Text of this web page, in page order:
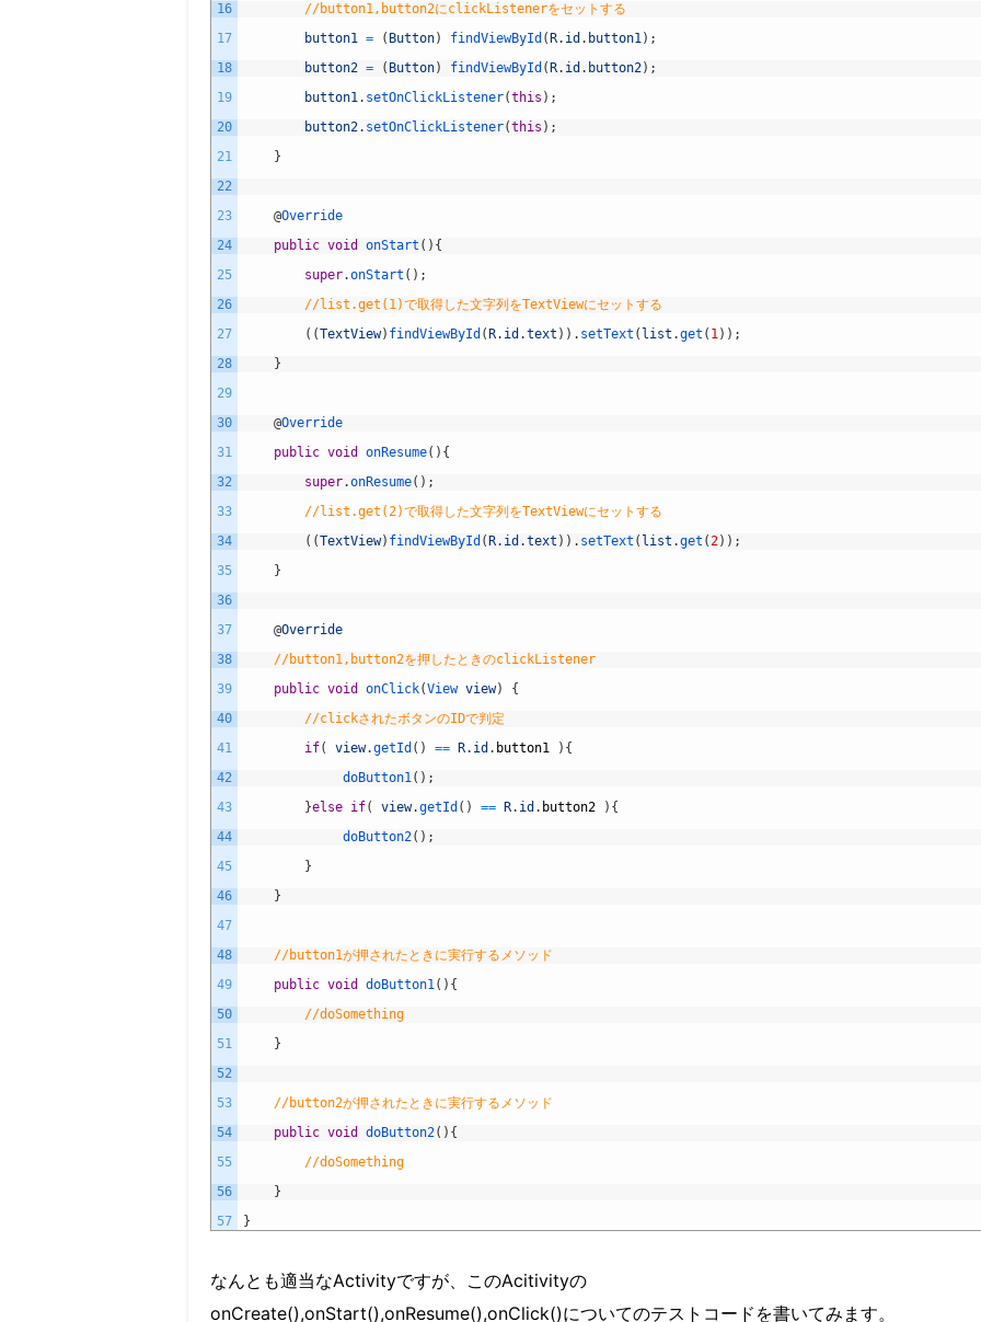
16
17
18
19
20
21
22
23
24
25
26
27
28
29
30
31
32
33
34
35
36
37
38
39
40
41
42
43
44
45
46
47
48
49
50
51
52
53
54
55
56
57
//button1,button2にclickListenerをセットする
button1 = ( Button) findViewById ( R. id . button1) ;
button2 = ( Button) findViewById ( R. id . button2) ;
button1. setOnClickListener(this ) ;
button2. setOnClickListener(this ) ;
}
@Override
public void onStart ( ) {
super.onStart ( ) ;
//list.get(1)で取得した文字列をTextViewにセットする
( (TextView) findViewById ( R. id .text ) ) . setText ( list .get ( 1) ) ;
}
@Override
public void onResume( ) {
super.onResume( ) ;
//list.get(2)で取得した文字列をTextViewにセットする
( (TextView) findViewById ( R. id .text ) ) . setText ( list .get (2) ) ;
}
@Override
//button1,button2を押したときのclickListener
public void onClick(View view)
{
//clickされたボタンのIDで判定
if( view.getId ( ) == R. id . button1 ) {
doButton1( ) ;
}else if( view.getId ( ) == R. id . button2 ) {
doButton2( ) ;
}
}
//button1が押されたときに実行するメソッド
public void doButton1( ) {
//doSomething
}
//button2が押されたときに実行するメソッド
public void doButton2( ) {
//doSomething
}
}
なんとも適当なActivityですが、このAcitivityの
onCreate(),onStart(),onResume(),onClick()についてのテストコードを書いてみます。